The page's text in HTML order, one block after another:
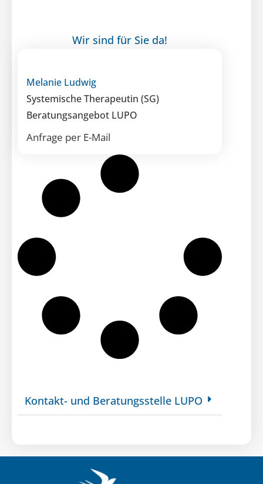
Wir sind für Sie da!
Melanie Ludwig
Systemische Therapeutin (SG)
Beratungsangebot LUPO
Anfrage per E-Mail
Kontakt- und Beratungsstelle LUPO